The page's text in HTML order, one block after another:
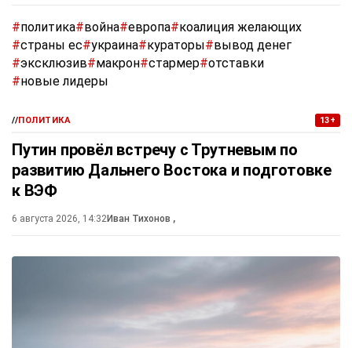
#политика#война#европа#коалиция желающих
#страны ес#украина#кураторы#вывод денег
#эксклюзив#макрон#стармер#отставки
#новые лидеры
//ПОЛИТИКА 13+
Путин провёл встречу с Трутневым по
развитию Дальнего Востока и подготовке
к ВЭФ
6 августа 2026, 14:32Иван Тихонов ,